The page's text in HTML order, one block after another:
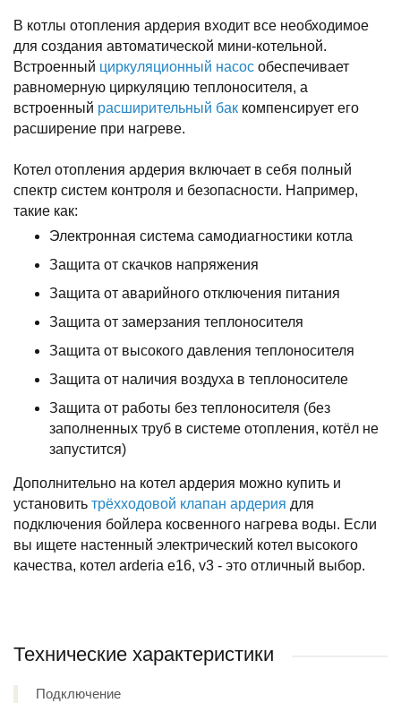
В котлы отопления ардерия входит все необходимое
для создания автоматической мини-котельной.
Встроенный циркуляционный насос обеспечивает
равномерную циркуляцию теплоносителя, а
встроенный расширительный бак компенсирует его
расширение при нагреве.
Котел отопления ардерия включает в себя полный
спектр систем контроля и безопасности. Например,
такие как:
Электронная система самодиагностики котла
Защита от скачков напряжения
Защита от аварийного отключения питания
Защита от замерзания теплоносителя
Защита от высокого давления теплоносителя
Защита от наличия воздуха в теплоносителе
Защита от работы без теплоносителя (без
заполненных труб в системе отопления, котёл не
запустится)
Дополнительно на котел ардерия можно купить и
установить трёхходовой клапан ардерия для
подключения бойлера косвенного нагрева воды. Если
вы ищете настенный электрический котел высокого
качества, котел arderia e16, v3 - это отличный выбор.
Технические характеристики
Подключение